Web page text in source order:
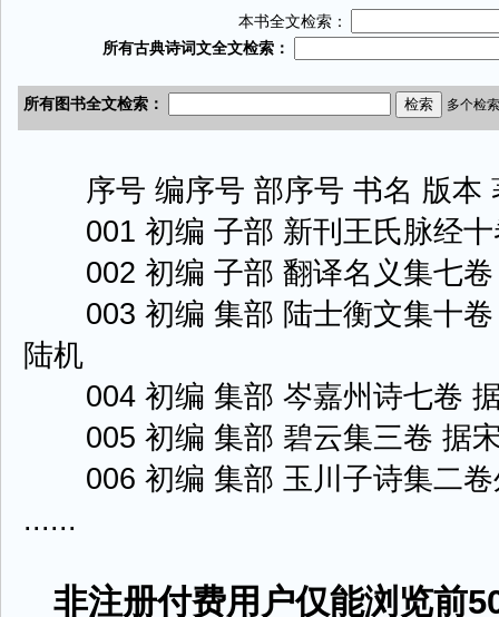
本书全文检索：
序号 编序号 部序号 书名 版本
001 初编 子部 新刊王氏脉经十
002 初编 子部 翻译名义集七卷
003 初编 集部 陆士衡文集十卷
陆机
004 初编 集部 岑嘉州诗七卷 据
005 初编 集部 碧云集三卷 据宋
006 初编 集部 玉川子诗集二卷
......
非注册付费用户仅能浏览前